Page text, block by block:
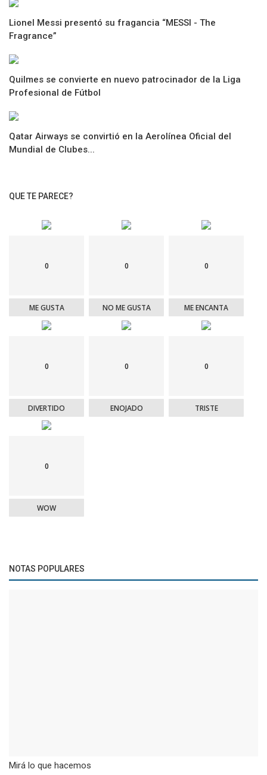
Lionel Messi presentó su fragancia “MESSI - The
Fragrance”
Quilmes se convierte en nuevo patrocinador de la Liga
Profesional de Fútbol
Qatar Airways se convirtió en la Aerolínea Oficial del
Mundial de Clubes...
QUE TE PARECE?
0
ME GUSTA
0
NO ME GUSTA
0
ME ENCANTA
0
DIVERTIDO
0
ENOJADO
0
TRISTE
0
WOW
NOTAS POPULARES
Mirá lo que hacemos